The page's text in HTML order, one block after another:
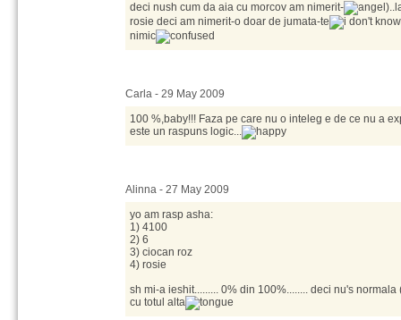
deci nush cum da aia cu morcov am nimerit-
rosie deci am nimerit-o doar de jumata-te
nimic
Carla - 29 May 2009
100 %,baby!!! Faza pe care nu o inteleg e de ce nu a
este un raspuns logic...
Alinna - 27 May 2009
yo am rasp asha:
1) 4100
2) 6
3) ciocan roz
4) rosie
sh mi-a ieshit......... 0% din 100%........ deci nu's
cu totul alta